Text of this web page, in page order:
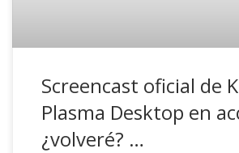
Screencast oficial de
Plasma Desktop en
¿volveré? …